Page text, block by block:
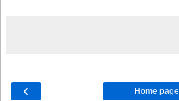
‹ Home page